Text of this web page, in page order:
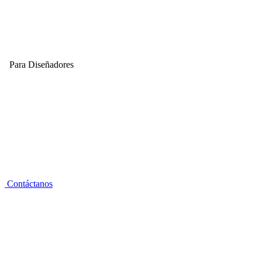
Para Diseñadores
Contáctanos